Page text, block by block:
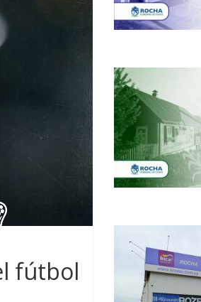
fútbol